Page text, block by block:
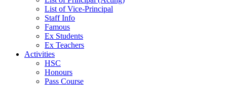
List of Vice-Principal
Staff Info
Famous
Ex Students
Ex Teachers
Activities
HSC
Honours
Pass Course